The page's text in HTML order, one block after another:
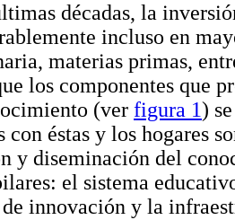
décadas, la
incluso en
materias primas,
los componentes que
(ver figura 1)
con éstas y los hogares
y diseminación del
el sistema
de innovación y la